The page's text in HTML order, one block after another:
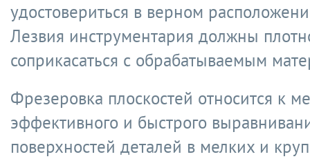
удостовериться в верном
Лезвия инструментария должны
соприкасаться с обрабатываемым
Фрезеровка плоскостей относится к
эффективного и быстрого
поверхностей деталей в мелких и